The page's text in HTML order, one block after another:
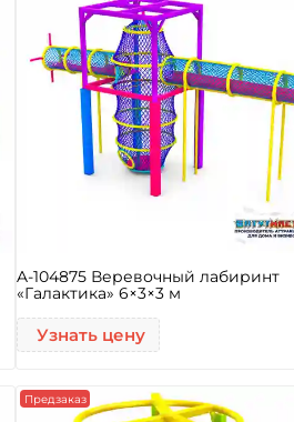
A-104875 Веревочный лабиринт
«Галактика» 6×3×3 м
Узнать цену
Предзаказ